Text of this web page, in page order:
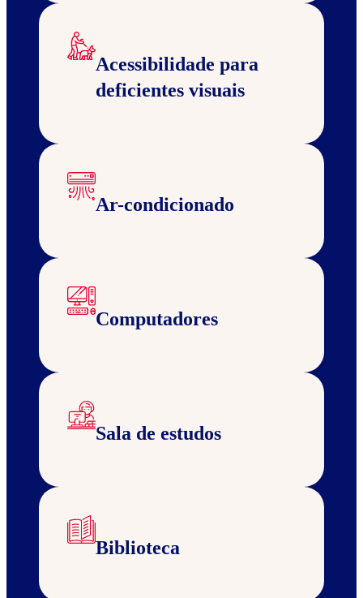
Acessibilidade para
deficientes visuais
Ar-condicionado
Computadores
Sala de estudos
Biblioteca